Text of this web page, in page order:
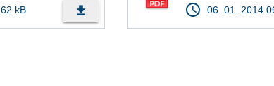
kB file_download access_time 06. 01. 2014